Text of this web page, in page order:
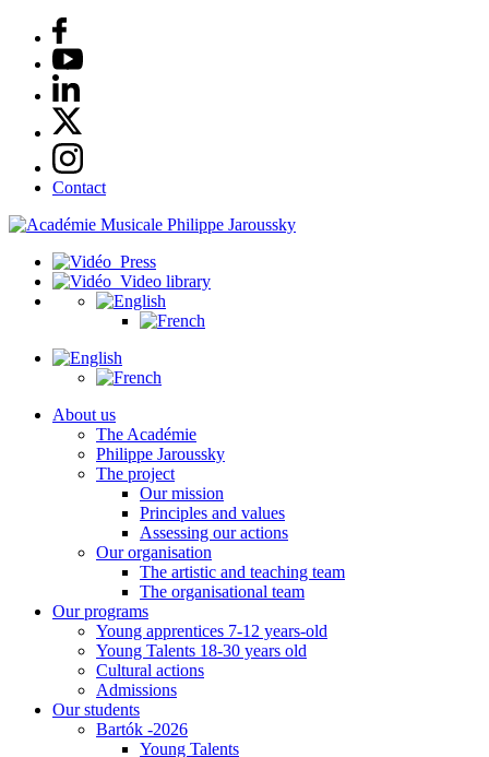
Contact
Press
Video library
About us
The Académie
Philippe Jaroussky
The project
Our mission
Principles and values
Assessing our actions
Our organisation
The artistic and teaching team
The organisational team
Our programs
Young apprentices 7-12 years-old
Young Talents 18-30 years old
Cultural actions
Admissions
Our students
Bartók -2026
Young Talents